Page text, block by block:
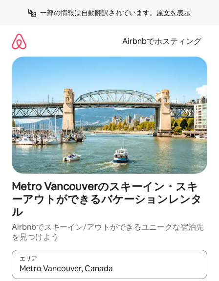
一部の情報は自動翻訳されています。 原文を表示
Airbnbでホスティング
Metro Vancouverのスキーイン・スキ
ーアウトができるバケーションレンタ
ル
Airbnbでスキーイン/アウトができるユニークな宿泊先
を見つけよう
エリア
検索結果が表示されたら、上下の矢印キーを使って移動するか